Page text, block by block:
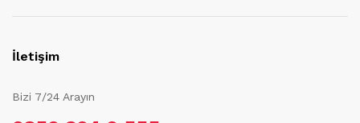
İletişim
Bizi 7/24 Arayın